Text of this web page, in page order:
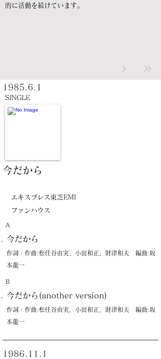
的に活動を続けています。
今だから
1985.6.1
SINGLE
エキスプレス東芝EMI
ファンハウス
A
今だから
作詞・作曲:松任谷由実、小田和正、財津和夫 編曲:坂
本龍一
B
今だから(another version)
作詞・作曲:松任谷由実、小田和正、財津和夫 編曲:坂
本龍一
1986.11.1